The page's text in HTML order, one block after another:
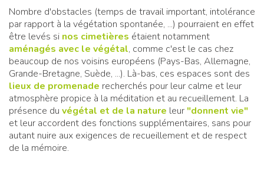
Nombre d'obstacles (temps de travail important, intolérance
par rapport à la végétation spontanée, ...) pourraient en effet
être levés si nos cimetières étaient notamment
aménagés avec le végétal, comme c'est le cas chez
beaucoup de nos voisins européens (Pays-Bas, Allemagne,
Grande-Bretagne, Suède, ...). Là-bas, ces espaces sont des
lieux de promenade recherchés pour leur calme et leur
atmosphère propice à la méditation et au recueillement. La
présence du végétal et de la nature leur "donnent vie"
et leur accordent des fonctions supplémentaires, sans pour
autant nuire aux exigences de recueillement et de respect
de la mémoire.